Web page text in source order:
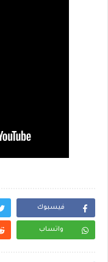
فيسبوك
واتساب